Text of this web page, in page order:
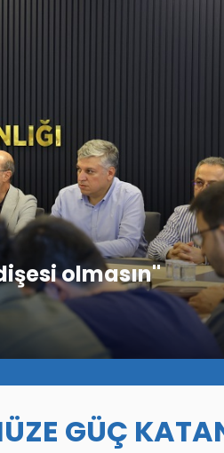
olmasın"
GÜÇ